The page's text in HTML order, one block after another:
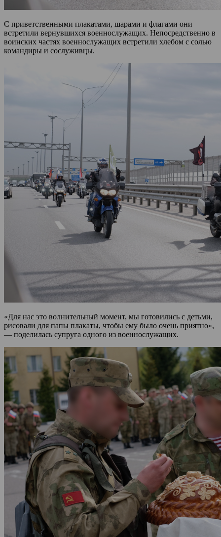
С приветственными плакатами, шарами и флагами они
встретили вернувшихся военнослужащих. Непосредственно в
воинских частях военнослужащих встретили хлебом с солью
командиры и сослуживцы.
«Для нас это волнительный момент, мы готовились с детьми,
рисовали для папы плакаты, чтобы ему было очень приятно»,
— поделилась супруга одного из военнослужащих.